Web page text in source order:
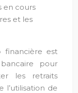
en cours
et les
financière est
pour
les retraits
l’utilisation de